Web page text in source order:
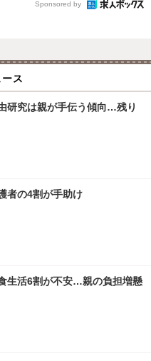
Sponsored by
ス
研究は親が手伝う傾向…残り
者の4割が手助け
生活6割が不安…親の負担増懸